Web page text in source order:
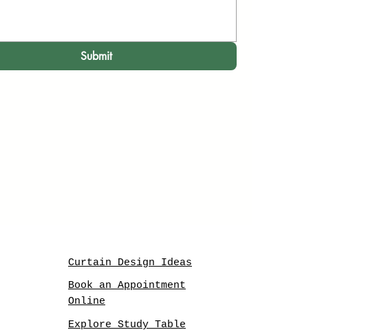
Submit
Curtain Design Ideas
Book an Appointment
Online
Explore Study Table